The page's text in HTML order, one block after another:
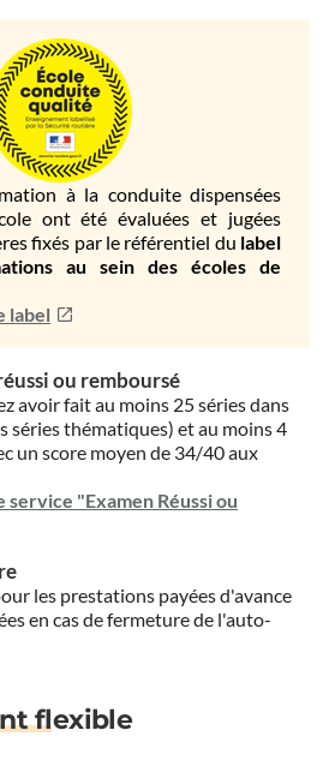
à la conduite dispensées
ont été évaluées et jugées
fixés par le référentiel du label
au sein des écoles de
label
ou remboursé
avoir fait au moins 25 séries dans
séries thématiques) et au moins 4
un score moyen de 34/40 aux
service "Examen Réussi ou
les prestations payées d'avance
en cas de fermeture de l'auto-
flexible